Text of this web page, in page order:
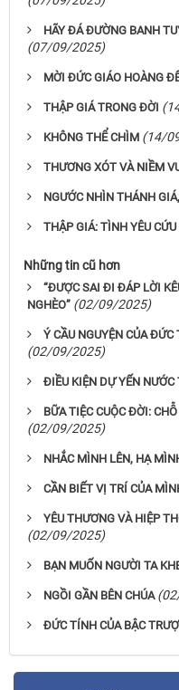
HÃY ĐÁ ĐƯỜNG BANH
(07/09/2025)
MỜI ĐỨC GIÁO HOÀNG
THẬP GIÁ TRONG ĐỜI
KHÔNG THỂ CHÌM (14/
THƯƠNG XÓT VÀ NIỀM
NGƯỚC NHÌN THÁNH
THẬP GIÁ: TÌNH YÊU
Những tin cũ hơn
“ĐƯỢC SAI ĐI ĐÁP LỜI
NGHÈO” (02/09/2025)
Ý CẦU NGUYỆN CỦA
(02/09/2025)
ĐIỀU KIỆN DỰ YẾN NƯỚC
BỮA TIỆC CUỘC ĐỜI:
(02/09/2025)
NHẮC MÌNH LÊN, HẠ
CẦN BIẾT VỊ TRÍ CỦA
YÊU THƯƠNG VÀ HIỆP
(02/09/2025)
BẠN MUỐN NGƯỜI TA
NGỒI GẦN BÊN CHÚA
ĐỨC TÍNH CỦA BẬC